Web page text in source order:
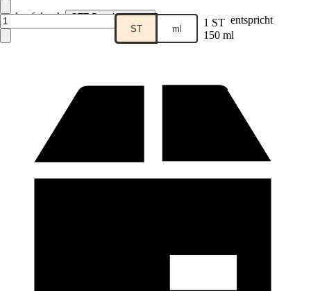
Verkauf durch: OTT Beschlagswelt
ST ml 1 ST entspricht
150 ml